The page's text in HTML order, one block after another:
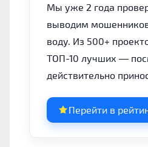
Мы уже 2 года
выводим
воду. Из 500+
ТОП-10 лучших —
действительно
Перейти в